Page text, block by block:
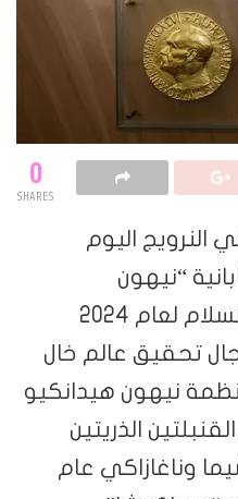
0
SHARES
النرويج اليوم
“نيهون
هيدانكيو” بجائزة نوبل للسلام لعام 2024
تحقيق عالم خال
نيهون هيدانكيو
الذريتين
وناغازاكي عام